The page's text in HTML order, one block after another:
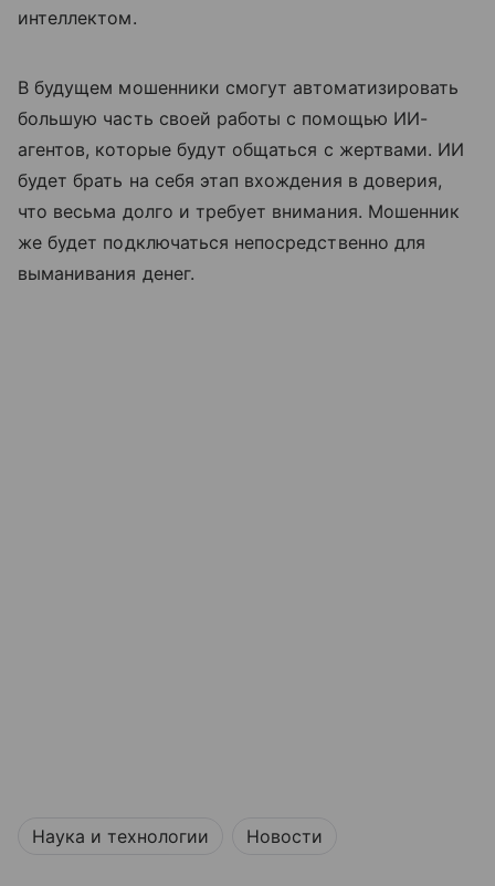
интеллектом.
В будущем мошенники смогут автоматизировать
большую часть своей работы с помощью ИИ-
агентов, которые будут общаться с жертвами. ИИ
будет брать на себя этап вхождения в доверия,
что весьма долго и требует внимания. Мошенник
же будет подключаться непосредственно для
выманивания денег.
Наука и технологии Новости